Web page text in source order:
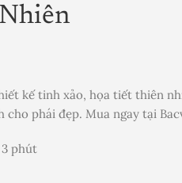
kế tinh xảo, họa tiết thiên
phái đẹp. Mua ngay tại
phút